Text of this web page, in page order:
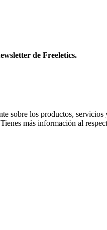
de Freeletics.
sobre los productos,
más información al